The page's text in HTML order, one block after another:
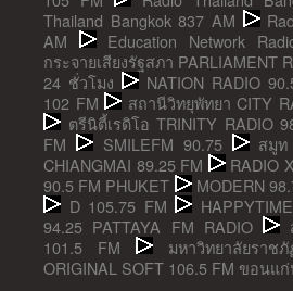
Thailand Bangkok 837 AM
AM
Education Network
กระจายเสียงรัฐสภา PARLIAMENT
24 ชั่วโมง
NATION RADIO
102 FM
สถานีวิทยุพัทยา CITY
ตรีนิตี้เรดิโอ TRINITY RADIO
FM
SMILEFM 90.75
สมูท
CHIANGMAI 89.25 FM
RADIO
90.5 FM PHUKET
MODERN
D 105.75 FM
94.25 PATTAYA FM RADIO
101.5 FM
มหาวิทยาลัยราช
ORIGINAL SOFT 106.5 FM ขอนแ